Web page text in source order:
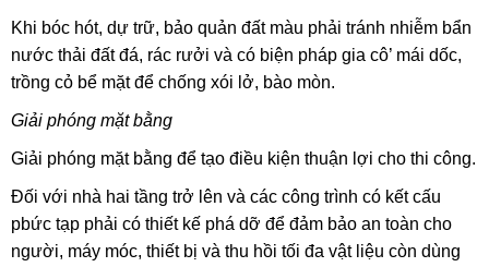
Khi bóc hót, dự trữ, bảo quản đất màu phải tránh nhiễm bẩn
nước thải đất đá, rác rưởi và có biện pháp gia cô’ mái dốc,
trồng cỏ bể mặt để chống xói lở, bào mòn.
Giải phóng mặt bằng
Giải phóng mặt bằng để tạo điều kiện thuận lợi cho thi công.
Đối với nhà hai tầng trở lên và các công trình có kết cấu
pbức tạp phải có thiết kế phá dỡ để đảm bảo an toàn cho
người, máy móc, thiết bị và thu hồi tối đa vật liệu còn dùng